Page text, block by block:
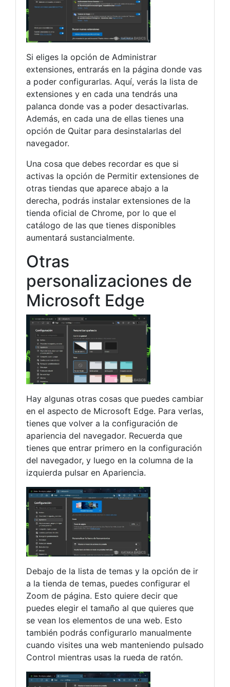
Si eliges la opción de Administrar
extensiones, entrarás en la página donde vas
a poder configurarlas. Aquí, verás la lista de
extensiones y en cada una tendrás una
palanca donde vas a poder desactivarlas.
Además, en cada una de ellas tienes una
opción de Quitar para desinstalarlas del
navegador.
Una cosa que debes recordar es que si
activas la opción de Permitir extensiones de
otras tiendas que aparece abajo a la
derecha, podrás instalar extensiones de la
tienda oficial de Chrome, por lo que el
catálogo de las que tienes disponibles
aumentará sustancialmente.
Otras
personalizaciones de
Microsoft Edge
Hay algunas otras cosas que puedes cambiar
en el aspecto de Microsoft Edge. Para verlas,
tienes que volver a la configuración de
apariencia del navegador. Recuerda que
tienes que entrar primero en la configuración
del navegador, y luego en la columna de la
izquierda pulsar en Apariencia.
Debajo de la lista de temas y la opción de ir
a la tienda de temas, puedes configurar el
Zoom de página. Esto quiere decir que
puedes elegir el tamaño al que quieres que
se vean los elementos de una web. Esto
también podrás configurarlo manualmente
cuando visites una web manteniendo pulsado
Control mientras usas la rueda de ratón.